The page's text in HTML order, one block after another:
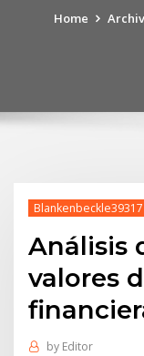
Home
Blankenbeckle39317
Análisis
valores
by Editor